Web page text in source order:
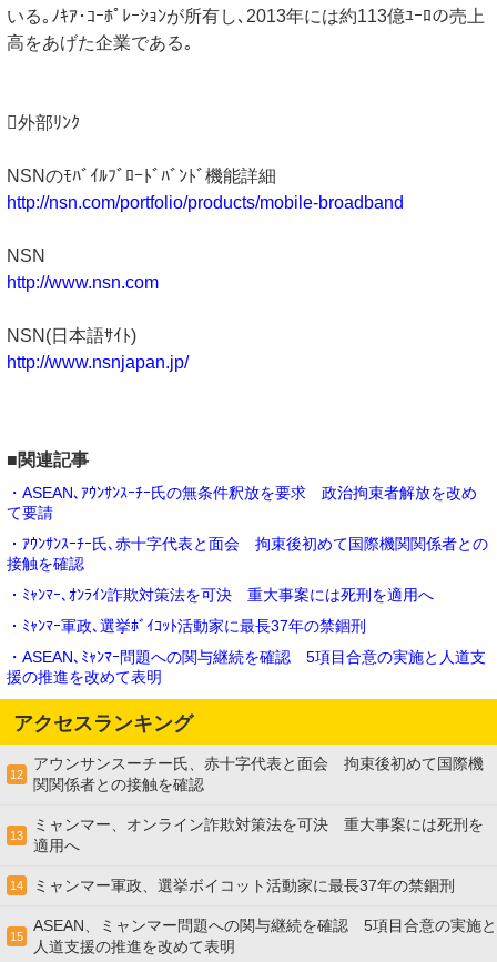
いる｡ﾉｷｱ･ｺｰﾎﾟﾚｰｼｮﾝが所有し､2013年には約113億ﾕｰﾛの売上
高をあげた企業である｡
外部ﾘﾝｸ
NSNのﾓﾊﾞｲﾙﾌﾞﾛｰﾄﾞﾊﾞﾝﾄﾞ機能詳細
http://nsn.com/portfolio/products/mobile-broadband
NSN
http://www.nsn.com
NSN(日本語ｻｲﾄ)
http://www.nsnjapan.jp/
■関連記事
・ASEAN､ｱｳﾝｻﾝｽｰﾁｰ氏の無条件釈放を要求 政治拘束者解放を改め
て要請
・ｱｳﾝｻﾝｽｰﾁｰ氏､赤十字代表と面会 拘束後初めて国際機関関係者との
接触を確認
・ﾐｬﾝﾏｰ､ｵﾝﾗｲﾝ詐欺対策法を可決 重大事案には死刑を適用へ
・ﾐｬﾝﾏｰ軍政､選挙ﾎﾞｲｺｯﾄ活動家に最長37年の禁錮刑
・ASEAN､ﾐｬﾝﾏｰ問題への関与継続を確認 5項目合意の実施と人道支
援の推進を改めて表明
アクセスランキング
12
アウンサンスーチー氏、赤十字代表と面会 拘束後初めて国際機
関関係者との接触を確認
13
ミャンマー、オンライン詐欺対策法を可決 重大事案には死刑を
適用へ
14 ミャンマー軍政、選挙ボイコット活動家に最長37年の禁錮刑
15
ASEAN、ミャンマー問題への関与継続を確認 5項目合意の実施と
人道支援の推進を改めて表明